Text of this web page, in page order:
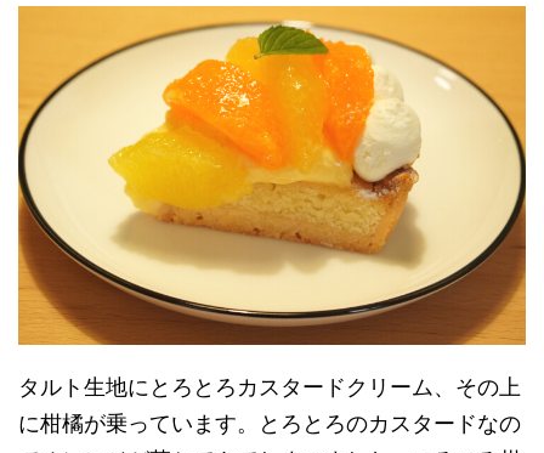
タルト生地にとろとろカスタードクリーム、その上
に柑橘が乗っています。とろとろのカスタードなの